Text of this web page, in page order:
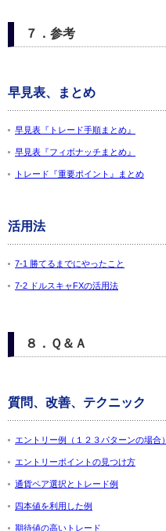
７．参考
早見表、まとめ
早見表『トレード手順まとめ』
早見表『フィボナッチまとめ』
トレード『重要ポイント』まとめ
活用法
7-1 勝てるまでにやったこと
7-2 ドルスキャFXの活用法
８．Ｑ＆Ａ
質問、改善、テクニック
エントリー例（１２３パターンの場合）
エントリーポイントの見つけ方
通貨ペア選択とトレード例
四本値を利用した例
期待値の高いトレード